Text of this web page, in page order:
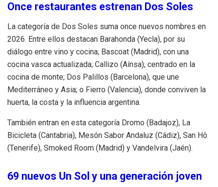
Once restaurantes estrenan Dos Soles
La categoría de Dos Soles suma once nuevos nombres en
2026. Entre ellos destacan Barahonda (Yecla), por su
diálogo entre vino y cocina; Bascoat (Madrid), con una
cocina vasca actualizada; Callizo (Aínsa), centrado en la
cocina de monte; Dos Palillos (Barcelona), que une
Mediterráneo y Asia; o Fierro (Valencia), donde conviven la
huerta, la costa y la influencia argentina.
También entran en esta categoría Dromo (Badajoz), La
Bicicleta (Cantabria), Mesón Sabor Andaluz (Cádiz), San Hô
(Tenerife), Smoked Room (Madrid) y Vandelvira (Jaén).
69 nuevos Un Sol y una generación joven